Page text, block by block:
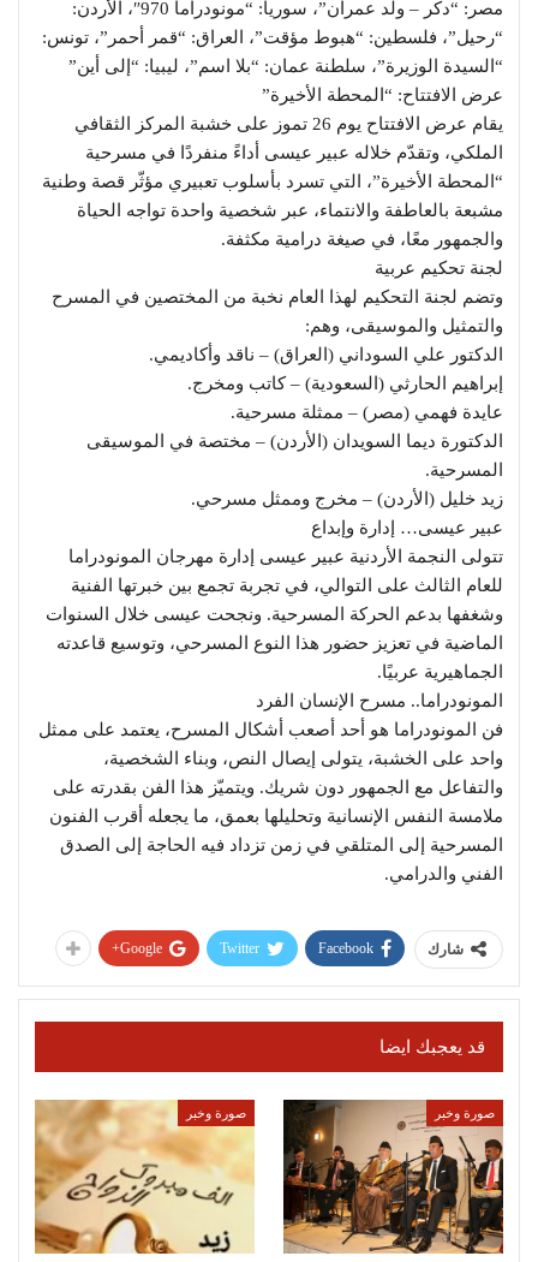
مصر: “دكر – ولد عمران”، سوريا: “مونودراما 970″، الأردن:
“رحيل”، فلسطين: “هبوط مؤقت”، العراق: “قمر أحمر”، تونس:
“السيدة الوزيرة”، سلطنة عمان: “بلا اسم”، ليبيا: “إلى أين”
عرض الافتتاح: “المحطة الأخيرة”
يقام عرض الافتتاح يوم 26 تموز على خشبة المركز الثقافي
الملكي، وتقدّم خلاله عبير عيسى أداءً منفردًا في مسرحية
“المحطة الأخيرة”، التي تسرد بأسلوب تعبيري مؤثّر قصة وطنية
مشبعة بالعاطفة والانتماء، عبر شخصية واحدة تواجه الحياة
والجمهور معًا، في صيغة درامية مكثفة.
لجنة تحكيم عربية
وتضم لجنة التحكيم لهذا العام نخبة من المختصين في المسرح
والتمثيل والموسيقى، وهم:
الدكتور علي السوداني (العراق) – ناقد وأكاديمي.
إبراهيم الحارثي (السعودية) – كاتب ومخرج.
عايدة فهمي (مصر) – ممثلة مسرحية.
الدكتورة ديما السويدان (الأردن) – مختصة في الموسيقى
المسرحية.
زيد خليل (الأردن) – مخرج وممثل مسرحي.
عبير عيسى… إدارة وإبداع
تتولى النجمة الأردنية عبير عيسى إدارة مهرجان المونودراما
للعام الثالث على التوالي، في تجربة تجمع بين خبرتها الفنية
وشغفها بدعم الحركة المسرحية. ونجحت عيسى خلال السنوات
الماضية في تعزيز حضور هذا النوع المسرحي، وتوسيع قاعدته
الجماهيرية عربيًا.
المونودراما.. مسرح الإنسان الفرد
فن المونودراما هو أحد أصعب أشكال المسرح، يعتمد على ممثل
واحد على الخشبة، يتولى إيصال النص، وبناء الشخصية،
والتفاعل مع الجمهور دون شريك. ويتميّز هذا الفن بقدرته على
ملامسة النفس الإنسانية وتحليلها بعمق، ما يجعله أقرب الفنون
المسرحية إلى المتلقي في زمن تزداد فيه الحاجة إلى الصدق
الفني والدرامي.
شارك Facebook
Twitter
Google+
قد يعجبك ايضا
صورة وخبر صورة وخبر